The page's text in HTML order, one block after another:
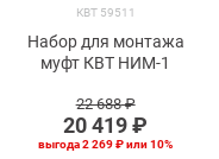
КВТ 59511
Набор для монтажа
муфт КВТ НИМ-1
22 688 ₽
20 419 ₽
выгода2 269 ₽или10%